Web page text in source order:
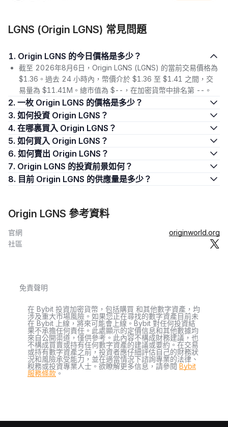
LGNS (Origin LGNS) 常見問題
1. Origin LGNS 的今日價格是多少？
截至 2026年8月6日，Origin LGNS (LGNS) 的當前交易價格為
$1.36。過去 24 小時內，幣價介於 $1.36 至 $1.41 之間，交
易量為 $11.41M。總市值為 $--，在加密貨幣中排名第 --。
2. 一枚 Origin LGNS 的價格是多少？
3. 如何投資 Origin LGNS？
4. 在哪裏買入 Origin LGNS？
5. 如何買入 Origin LGNS？
6. 如何賣出 Origin LGNS？
7. Origin LGNS 的投資前景如何？
8. 目前 Origin LGNS 的供應量是多少？
Origin LGNS 參考資料
官網
originworld.org
社區
免責聲明
在 Bybit 投資加密貨幣，包括購買 和其他數字資產，均
涉及重大市場風險。如果您正在尋找的數字資產目前未
在 Bybit 上線，將來可能會上線。Bybit 對任何投資結
果不承擔任何責任。此處顯示的定價信息和其他數據均
來自公開渠道，僅供參考。此內容不構成財務建議，也
不構成買賣或持有任何數字資產的建議或要約。在交易
或持有數字資產之前，投資者應仔細評估自己的財務狀
況和風險承受能力，並在適當情況下諮詢專業的法律、
稅務或投資專業人士。欲瞭解更多信息，請參閱 Bybit
服務條款 。